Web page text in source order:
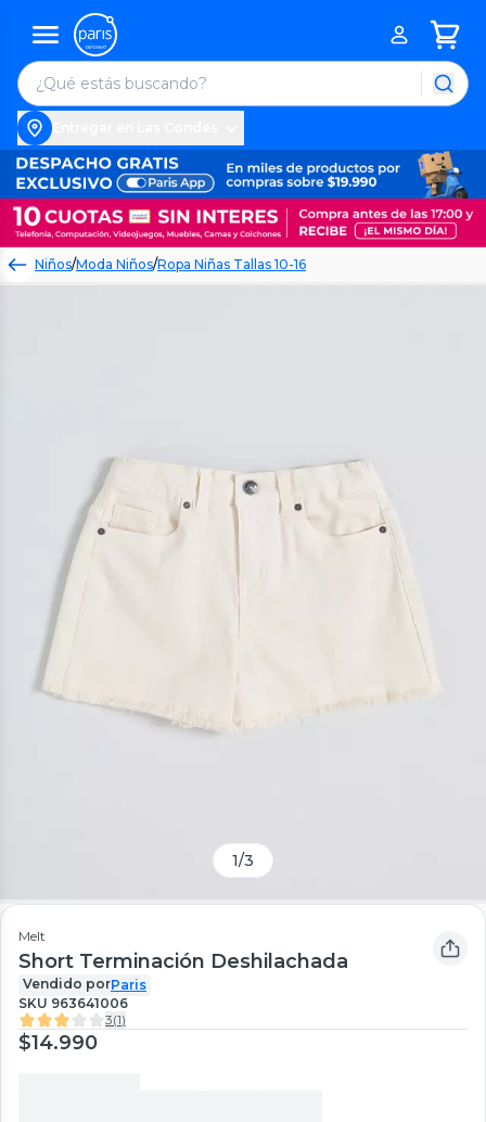
Niños/Moda Niños/Ropa Niñas Tallas 10-16
1/3
Melt
Short Terminación Deshilachada
Vendido porParis
SKU 963641006
3(1)
$14.990